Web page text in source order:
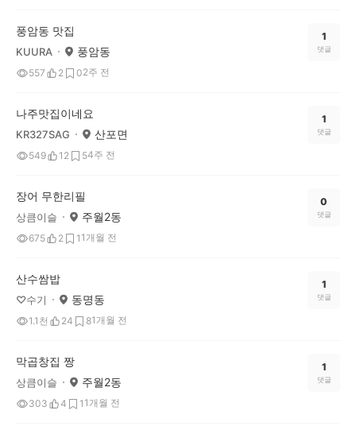
풍암동 맛집
KUURA 풍암동
557 2 02주 전
1
댓글
나주맛집이네요
KR327SAG 산포면
549 12 54주 전
1
댓글
장어 무한리필
상큼이슬 주월2동
675 2 1 1개월 전
0
댓글
산수쌈밥
♡수기 동명동
1.1천 24 81개월 전
1
댓글
막곱창집 짱
상큼이슬 주월2동
303 4 1 1개월 전
1
댓글